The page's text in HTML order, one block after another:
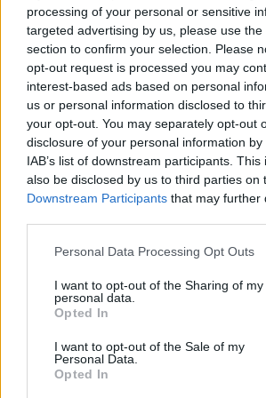
processing of your personal or sensitive
targeted advertising by us, please use
section to confirm your selection. Please
opt-out request is processed you may
interest-based ads based on personal
us or personal information disclosed to
your opt-out. You may separately opt-out
disclosure of your personal information
IAB’s list of downstream participants.
also be disclosed by us to third parties on
Downstream Participants that may further
Personal Data Processing Opt Outs
I want to opt-out of the Sharing of my
personal data.
Opted In
I want to opt-out of the Sale of my
Personal Data.
Opted In
kitiems neapibrėžtumams,
ieškoma pajamų šaltinių
Susiję straipsniai
panaikinus PVM D. Dundulis
rėžė tiesiai: „Mūsų valdžia –